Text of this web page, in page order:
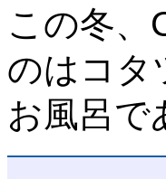
この冬、
のはコタ
お風呂で